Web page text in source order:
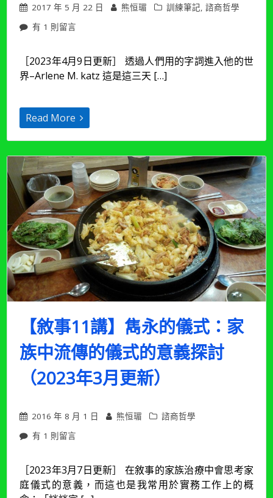
2017 年 5 月 22 日 熊恒瑂 訓練筆記,諮商哲學
在
筆
記
作
「照
亮
Tom
Andersen
實
踐
之
路
反
思
性
對
工
作
坊
後
記
01（2023
月
更
新）〉
有 1 則留言
［2023年4月9日更新］ 透過人們用的字詞進入他的世
界–Arlene M. katz 這是這三天 […]
Read More
【敘事11講】雋永的儀式：家
族中流傳的儀式的意義探討
（2023年3月更新）
2016 年 8 月 1 日 熊恒瑂
諮商哲學
在
11
講】
有 1 則留言
［2023年3月7日更新］ 在敘事的家族治療中會思考家
庭儀式的意義，而這也是我常用於實務工作上的概